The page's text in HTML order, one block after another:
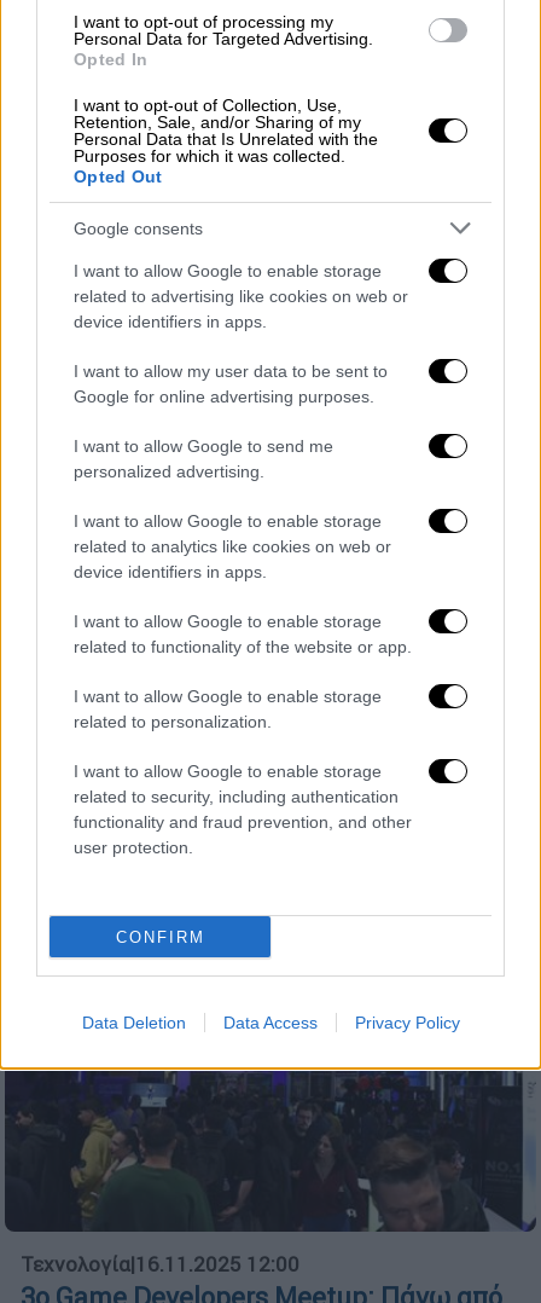
I want to opt-out of processing my
Personal Data for Targeted Advertising.
Opted In
I want to opt-out of Collection, Use,
Retention, Sale, and/or Sharing of my
Personal Data that Is Unrelated with the
Purposes for which it was collected.
Opted Out
Google consents
I want to allow Google to enable storage
related to advertising like cookies on web or
device identifiers in apps.
I want to allow my user data to be sent to
Google for online advertising purposes.
I want to allow Google to send me
personalized advertising.
I want to allow Google to enable storage
related to analytics like cookies on web or
device identifiers in apps.
I want to allow Google to enable storage
related to functionality of the website or app.
I want to allow Google to enable storage
related to personalization.
I want to allow Google to enable storage
related to security, including authentication
functionality and fraud prevention, and other
user protection.
CONFIRM
Data Deletion Data Access Privacy Policy
Κινγκ που μετασχημάτισε για πάντα το
πολιτικό τοπίο των ΗΠΑ και έμπνεε τον
Κόσμος|10.12.2025 12:00
Από τα rap battles και τη φυλακή στο
Mysonne Linen που ταράζει τα νερά της
Νέας Υόρκης
Από τα πρόθυρα μιας σπουδαίας μουσικής
καριέρας, στην ολοκληρωτική αφοσίωση
στην κοινωνική δικαιοσύνη - Πώς ο Nippsey
Hussle θα ήταν περήφανος για το στάτους
της hip-hop κουλτούρας το 2025
Τεχνολογία|16.11.2025 12:00